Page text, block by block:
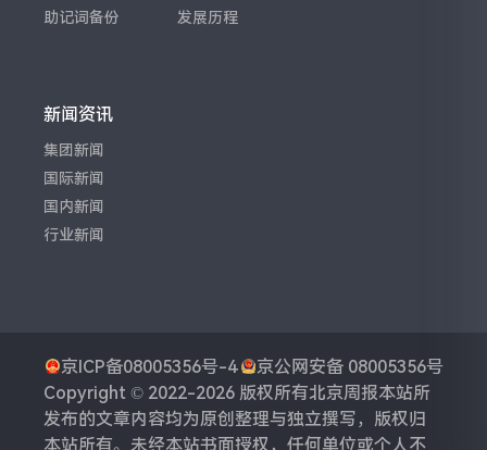
助记词备份
发展历程
新闻资讯
集团新闻
国际新闻
国内新闻
行业新闻
京ICP备08005356号-4
京公网安备 08005356号
Copyright © 2022-2026 版权所有北京周报本站所
发布的文章内容均为原创整理与独立撰写，版权归
本站所有。未经本站书面授权，任何单位或个人不